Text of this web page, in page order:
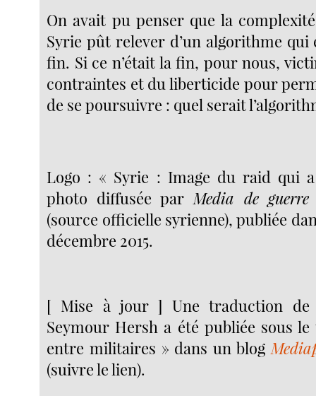
On avait pu penser que la
Syrie pût relever d’un algorithme qui
fin. Si ce n’était la fin, pour nous,
contraintes et du liberticide pour
de se poursuivre : quel serait
Logo : « Syrie : Image du raid qui
photo diffusée parMedia de
(source officielle syrienne), publiée
décembre 2015.
[ Mise à jour ] Une traduction de
Seymour Hersh a été publiée sous
entre militaires » dans un blog
(suivre le lien).